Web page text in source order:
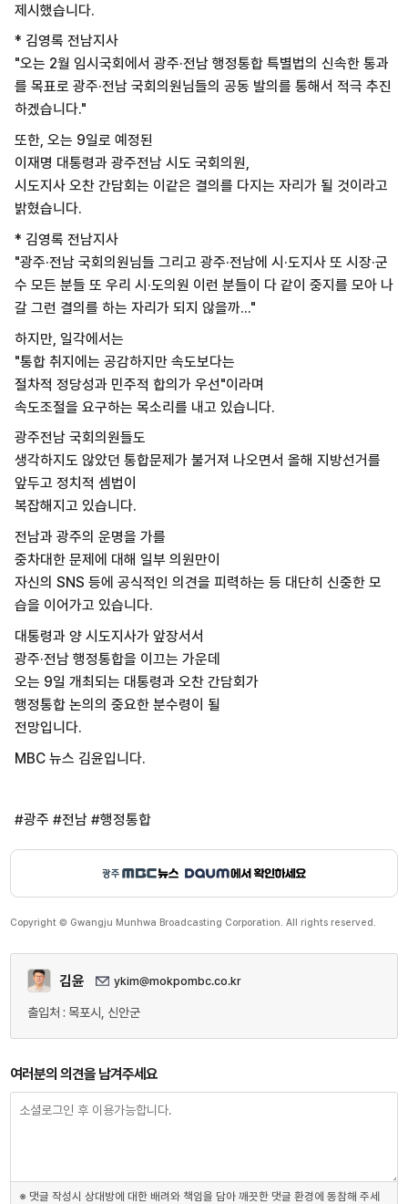
제시했습니다.
* 김영록 전남지사
"오는 2월 임시국회에서 광주·전남 행정통합 특별법의 신속한 통과
를 목표로 광주·전남 국회의원님들의 공동 발의를 통해서 적극 추진
하겠습니다."
또한, 오는 9일로 예정된
이재명 대통령과 광주전남 시도 국회의원,
시도지사 오찬 간담회는 이같은 결의를 다지는 자리가 될 것이라고
밝혔습니다.
* 김영록 전남지사
"광주·전남 국회의원님들 그리고 광주·전남에 시·도지사 또 시장·군
수 모든 분들 또 우리 시·도의원 이런 분들이 다 같이 중지를 모아 나
갈 그런 결의를 하는 자리가 되지 않을까..."
하지만, 일각에서는
"통합 취지에는 공감하지만 속도보다는
절차적 정당성과 민주적 합의가 우선"이라며
속도조절을 요구하는 목소리를 내고 있습니다.
광주전남 국회의원들도
생각하지도 않았던 통합문제가 불거져 나오면서 올해 지방선거를
앞두고 정치적 셈법이
복잡해지고 있습니다.
전남과 광주의 운명을 가를
중차대한 문제에 대해 일부 의원만이
자신의 SNS 등에 공식적인 의견을 피력하는 등 대단히 신중한 모
습을 이어가고 있습니다.
대통령과 양 시도지사가 앞장서서
광주·전남 행정통합을 이끄는 가운데
오는 9일 개최되는 대통령과 오찬 간담회가
행정통합 논의의 중요한 분수령이 될
전망입니다.
MBC 뉴스 김윤입니다.
#광주 #전남 #행정통합
Copyright © Gwangju Munhwa Broadcasting Corporation. All rights reserved.
김윤 ykim@mokpombc.co.kr
출입처 : 목포시, 신안군
여러분의 의견을 남겨주세요
※ 댓글 작성시 상대방에 대한 배려와 책임을 담아 깨끗한 댓글 환경에 동참해 주세